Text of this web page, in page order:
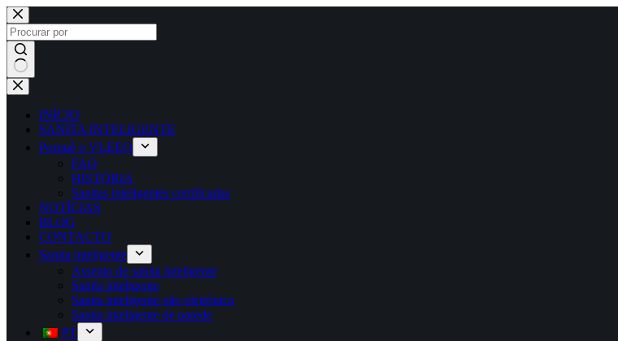
INÍCIO
SANITA INTELIGENTE
Porquê o VLEEO
FAQ
HISTÓRIA
Sanitas inteligentes certificadas
NOTÍCIAS
BLOG
CONTACTO
Sanita inteligente
Assento de sanita inteligente
Sanita inteligente
Sanita inteligente não eletrónica
Sanita inteligente de parede
PT